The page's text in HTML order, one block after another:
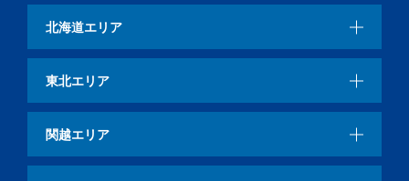
北海道エリア
東北エリア
関越エリア